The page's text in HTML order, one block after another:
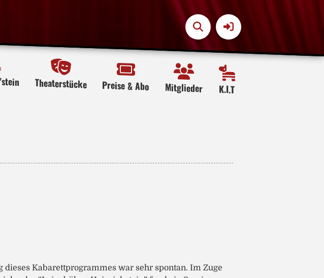
Theaterstücke Preise & Abo Mitglieder K.I.T
dieses Kabarettprogrammes war sehr spontan. Im Zuge